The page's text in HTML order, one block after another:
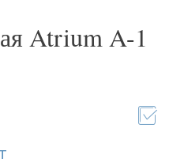
Atrium A-1